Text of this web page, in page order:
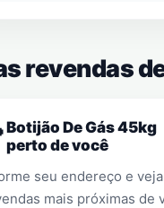
revendas
Botijão De Gás 45kg
perto de você
seu endereço e
mais próximas de